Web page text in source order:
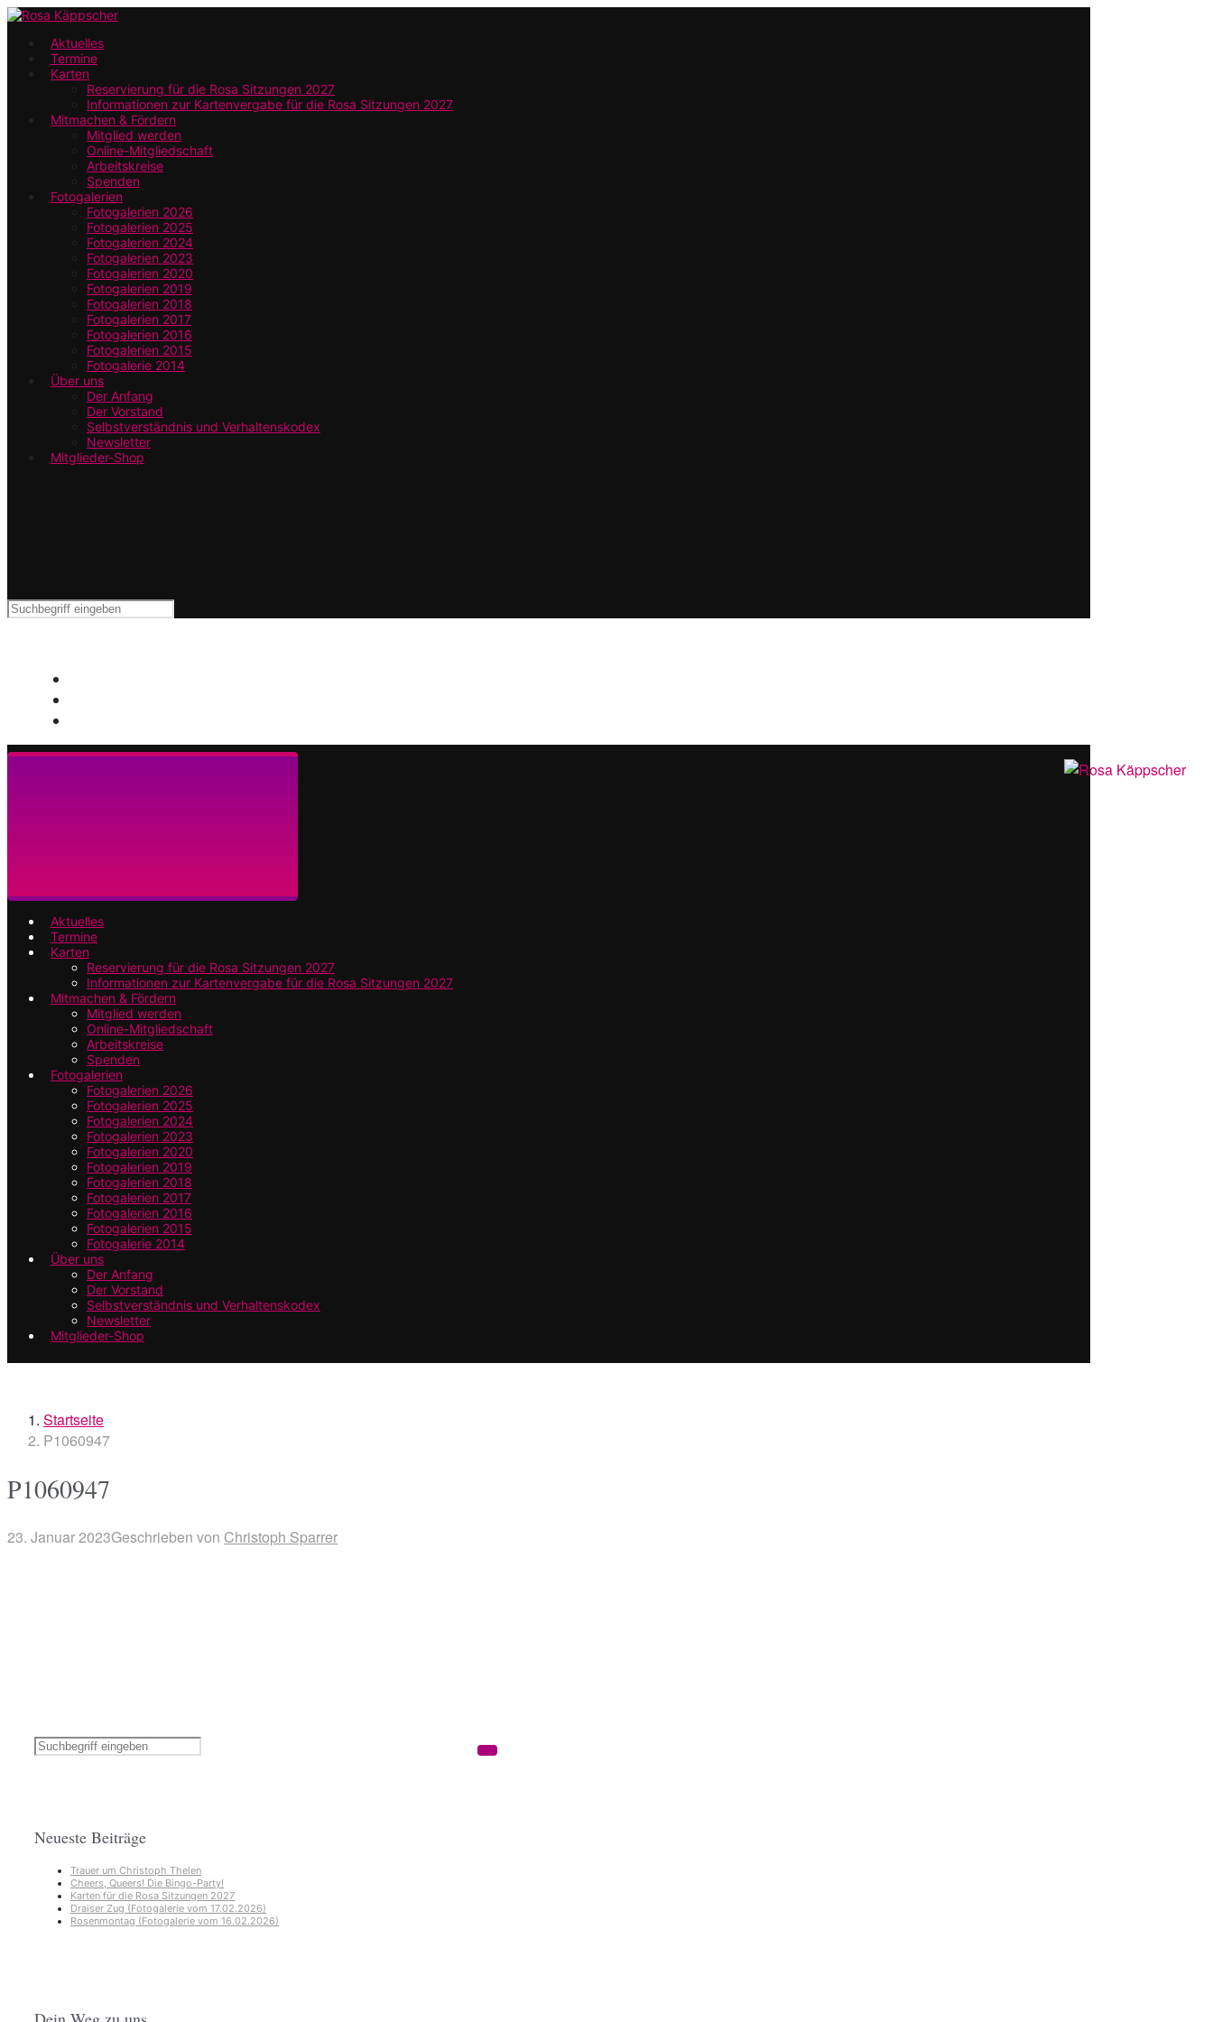
Zum
Hauptinhalt
springen
Aktuelles
Termine
Karten
Reservierung für die Rosa Sitzungen 2027
Informationen zur Kartenvergabe für die Rosa Sitzungen 2027
Mitmachen & Fördern
Mitglied werden
Online-Mitgliedschaft
Arbeitskreise
Spenden
Fotogalerien
Fotogalerien 2026
Fotogalerien 2025
Fotogalerien 2024
Fotogalerien 2023
Fotogalerien 2020
Fotogalerien 2019
Fotogalerien 2018
Fotogalerien 2017
Fotogalerien 2016
Fotogalerien 2015
Fotogalerie 2014
Über uns
Der Anfang
Der Vorstand
Selbstverständnis und Verhaltenskodex
Newsletter
Mitglieder-Shop
Aktuelles
Termine
Karten
Reservierung für die Rosa Sitzungen 2027
Informationen zur Kartenvergabe für die Rosa Sitzungen 2027
Mitmachen & Fördern
Mitglied werden
Online-Mitgliedschaft
Arbeitskreise
Spenden
Fotogalerien
Fotogalerien 2026
Fotogalerien 2025
Fotogalerien 2024
Fotogalerien 2023
Fotogalerien 2020
Fotogalerien 2019
Fotogalerien 2018
Fotogalerien 2017
Fotogalerien 2016
Fotogalerien 2015
Fotogalerie 2014
Über uns
Der Anfang
Der Vorstand
Selbstverständnis und Verhaltenskodex
Newsletter
Mitglieder-Shop
Startseite
P1060947
P1060947
23. Januar 2023Geschrieben von Christoph Sparrer
Neueste Beiträge
Trauer um Christoph Thelen
Cheers, Queers! Die Bingo-Party!
Karten für die Rosa Sitzungen 2027
Draiser Zug (Fotogalerie vom 17.02.2026)
Rosenmontag (Fotogalerie vom 16.02.2026)